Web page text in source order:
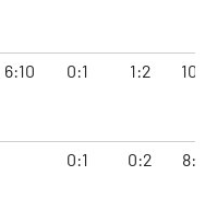
6:10 0:1 1:2 10:9
0:1 0:2 8:13